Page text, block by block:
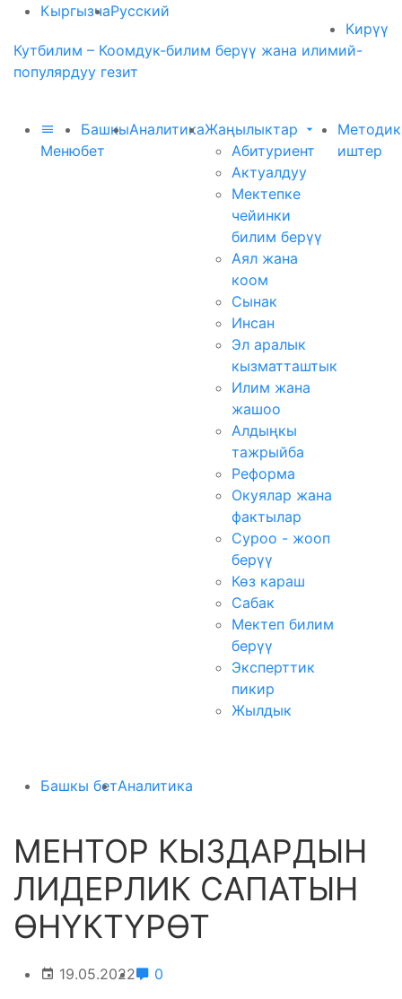
КыргызчаРусский
Кирүү
Кутбилим – Коомдук-билим берүү жана илимий-
популярдуу гезит
Меню
Башкы
бет
АналитикаЖаңылыктар
Абитуриент
Актуалдуу
Мектепке
чейинки
билим берүү
Аял жана
коом
Сынак
Инсан
Эл аралык
кызматташтык
Илим жана
жашоо
Алдыңкы
тажрыйба
Реформа
Окуялар жана
фактылар
Суроо - жооп
берүү
Көз караш
Сабак
Мектеп билим
берүү
Эксперттик
пикир
Жылдык
иштер
Башкы бетАналитика
МЕНТОР КЫЗДАРДЫН
ЛИДЕРЛИК САПАТЫН
ӨНҮКТҮРӨТ
19.05.2022 0